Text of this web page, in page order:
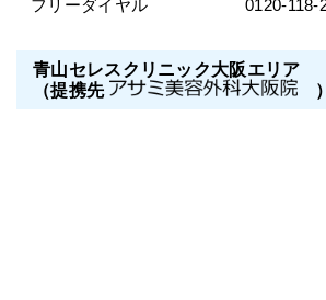
フリーダイヤル 0120-118-
青山セレスクリニック大阪エリア
（提携先
）